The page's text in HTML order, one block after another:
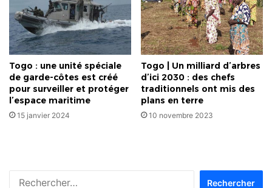
Togo : une unité spéciale
de garde-côtes est créé
pour surveiller et protéger
l’espace maritime
15 janvier 2024
Togo | Un milliard d’arbres
d’ici 2030 : des chefs
traditionnels ont mis des
plans en terre
10 novembre 2023